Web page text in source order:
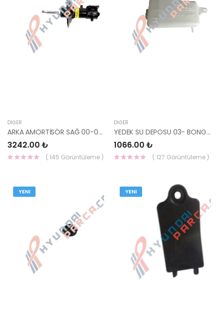
DIĞER
ARKA AMORTİSÖR SAĞ 00-06 ( GENİŞ ÇANAK ) 55360-25100-MANDO
3242.00 ₺
( 145 Görüntüleme )
DIĞER
YEDEK SU DEPOSU 03- BONGO 25431-4E012-YS
1066.00 ₺
( 127 Görüntüleme )
YENI YENI